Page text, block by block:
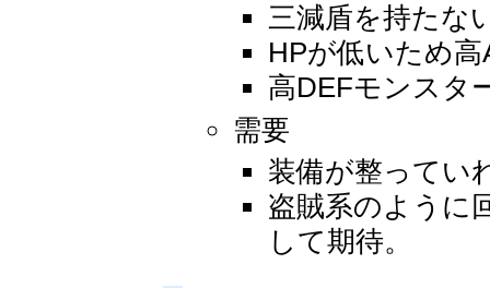
三減盾を持たな
HPが低いため
高DEFモンスタ
需要
装備が整ってい
盗賊系のように
して期待。